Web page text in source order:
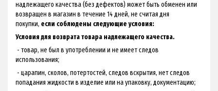
надлежащего качества (без дефектов) может быть обменен или
возвращен в магазин в течение 14 дней, не считая дня
покупки, если соблюдены следующие условия:
Условия для возврата товара надлежащего качества.
- товар, не был в употреблении и не имеет следов
использования;
- царапин, сколов, потертостей, следов вскрытия, нет следов
попадания жидкости в изделие или на упаковку, документацию;